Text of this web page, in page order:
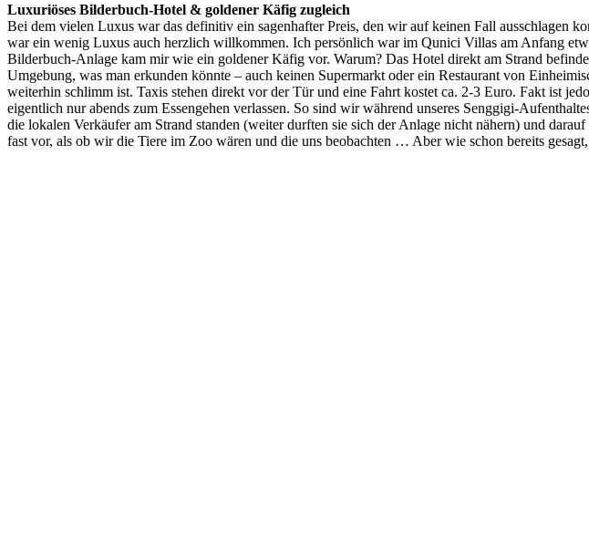
Luxuriöses Bilderbuch-Hotel & goldener Käfig zugleich
Bei dem vielen Luxus war das definitiv ein sagenhafter Preis, den wir auf keinen Fall ausschlagen
war ein wenig Luxus auch herzlich willkommen. Ich persönlich war im Qunici Villas am Anfang
Bilderbuch-Anlage kam mir wie ein goldener Käfig vor. Warum? Das Hotel direkt am Strand
Umgebung, was man erkunden könnte – auch keinen Supermarkt oder ein Restaurant von
weiterhin schlimm ist. Taxis stehen direkt vor der Tür und eine Fahrt kostet ca. 2-3 Euro. Fakt ist
eigentlich nur abends zum Essengehen verlassen. So sind wir während unseres Senggigi-
die lokalen Verkäufer am Strand standen (weiter durften sie sich der Anlage nicht nähern) und
fast vor, als ob wir die Tiere im Zoo wären und die uns beobachten … Aber wie schon bereits